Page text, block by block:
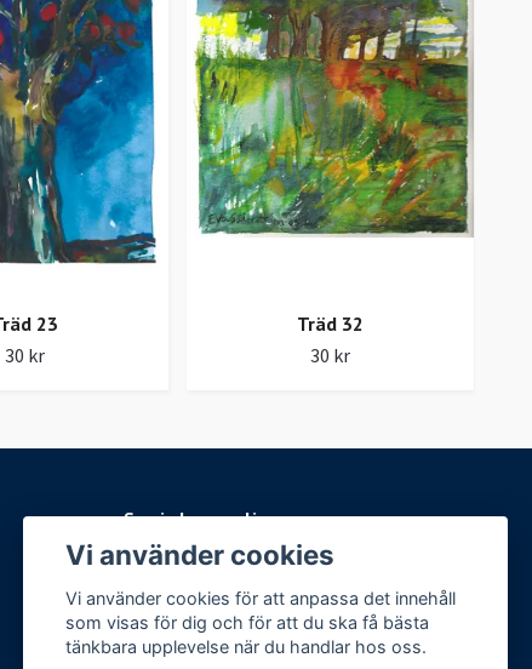
23
30 kr
Träd 32
30 kr
Sociala medier
Facebook
Instagram
Vi använder cookies
Vi använder cookies för att anpassa det innehåll
som visas för dig och för att du ska få bästa
tänkbara upplevelse när du handlar hos oss.